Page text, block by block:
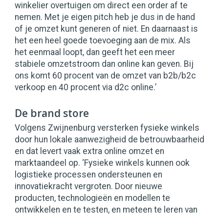
winkelier overtuigen om direct een order af te
nemen. Met je eigen pitch heb je dus in de hand
of je omzet kunt generen of niet. En daarnaast is
het een heel goede toevoeging aan de mix. Als
het eenmaal loopt, dan geeft het een meer
stabiele omzetstroom dan online kan geven. Bij
ons komt 60 procent van de omzet van b2b/b2c
verkoop en 40 procent via d2c online.’
De brand store
Volgens Zwijnenburg versterken fysieke winkels
door hun lokale aanwezigheid de betrouwbaarheid
en dat levert vaak extra online omzet en
marktaandeel op. ‘Fysieke winkels kunnen ook
logistieke processen ondersteunen en
innovatiekracht vergroten. Door nieuwe
producten, technologieën en modellen te
ontwikkelen en te testen, en meteen te leren van